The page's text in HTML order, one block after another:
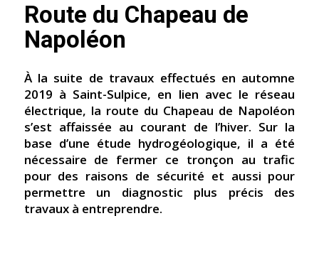
Route du Chapeau de
Napoléon
À la suite de travaux effectués en automne
2019 à Saint-Sulpice, en lien avec le réseau
électrique, la route du Chapeau de Napoléon
s’est affaissée au courant de l’hiver. Sur la
base d’une étude hydrogéologique, il a été
nécessaire de fermer ce tronçon au trafic
pour des raisons de sécurité et aussi pour
permettre un diagnostic plus précis des
travaux à entreprendre.